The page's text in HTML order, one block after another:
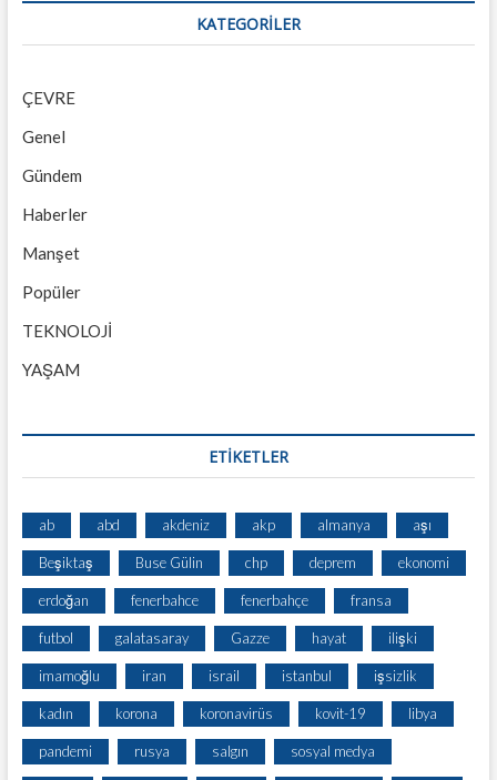
KATEGORILER
ÇEVRE
Genel
Gündem
Haberler
Manşet
Popüler
TEKNOLOJİ
YAŞAM
ETİKETLER
ab abd akdeniz akp almanya aşı
Beşiktaş Buse Gülin chp deprem ekonomi
erdoğan fenerbahce fenerbahçe fransa
futbol galatasaray Gazze hayat ilişki
imamoğlu iran israil istanbul işsizlik
kadın korona koronavirüs kovit-19 libya
pandemi rusya salgın sosyal medya